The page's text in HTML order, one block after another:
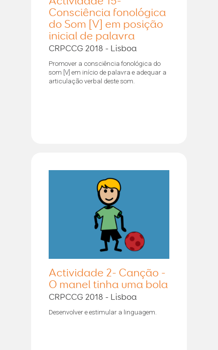
Consciência fonológica
do Som [V] em posição
inicial de palavra
CRPCCG 2018 - Lisboa
Promover a consciência fonológica do
som [V] em início de palavra e adequar a
articulação verbal deste som.
Actividade 2- Canção -
O manel tinha uma bola
CRPCCG 2018 - Lisboa
Desenvolver e estimular a linguagem.